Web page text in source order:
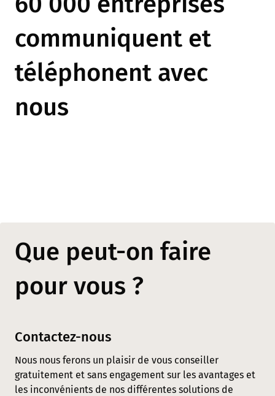
communiquent et
téléphonent avec
nous
Que peut-on faire
pour vous ?
Contactez-nous
Nous nous ferons un plaisir de vous conseiller
gratuitement et sans engagement sur les avantages et
les inconvénients de nos différentes solutions de